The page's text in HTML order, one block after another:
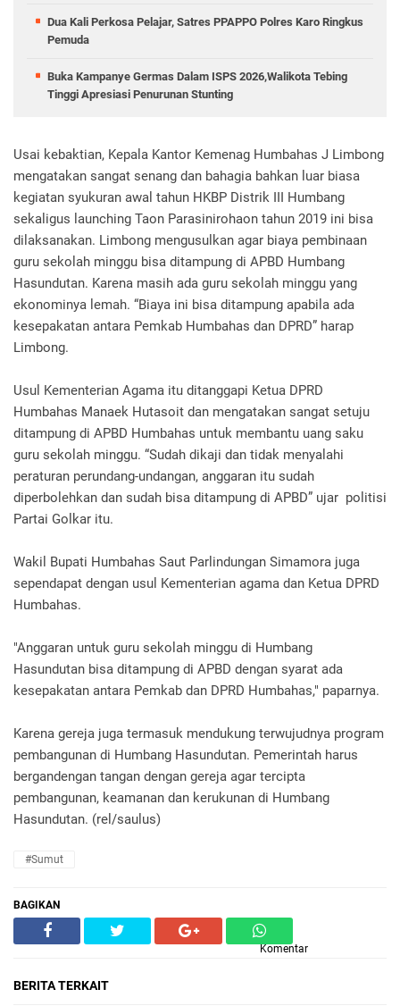
Dua Kali Perkosa Pelajar, Satres PPAPPO Polres Karo Ringkus
Pemuda
Buka Kampanye Germas Dalam ISPS 2026,Walikota Tebing
Tinggi Apresiasi Penurunan Stunting
Usai kebaktian, Kepala Kantor Kemenag Humbahas J Limbong
mengatakan sangat senang dan bahagia bahkan luar biasa
kegiatan syukuran awal tahun HKBP Distrik III Humbang
sekaligus launching Taon Parasinirohaon tahun 2019 ini bisa
dilaksanakan. Limbong mengusulkan agar biaya pembinaan
guru sekolah minggu bisa ditampung di APBD Humbang
Hasundutan. Karena masih ada guru sekolah minggu yang
ekonominya lemah. “Biaya ini bisa ditampung apabila ada
kesepakatan antara Pemkab Humbahas dan DPRD” harap
Limbong.
Usul Kementerian Agama itu ditanggapi Ketua DPRD
Humbahas Manaek Hutasoit dan mengatakan sangat setuju
ditampung di APBD Humbahas untuk membantu uang saku
guru sekolah minggu. “Sudah dikaji dan tidak menyalahi
peraturan perundang-undangan, anggaran itu sudah
diperbolehkan dan sudah bisa ditampung di APBD” ujar politisi
Partai Golkar itu.
Wakil Bupati Humbahas Saut Parlindungan Simamora juga
sependapat dengan usul Kementerian agama dan Ketua DPRD
Humbahas.
"Anggaran untuk guru sekolah minggu di Humbang
Hasundutan bisa ditampung di APBD dengan syarat ada
kesepakatan antara Pemkab dan DPRD Humbahas," paparnya.
Karena gereja juga termasuk mendukung terwujudnya program
pembangunan di Humbang Hasundutan. Pemerintah harus
bergandengan tangan dengan gereja agar tercipta
pembangunan, keamanan dan kerukunan di Humbang
Hasundutan. (rel/saulus)
#Sumut
BAGIKAN
Komentar
BERITA TERKAIT